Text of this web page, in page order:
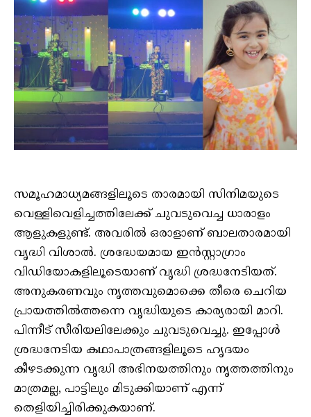
സമൂഹമാധ്യമങ്ങളിലൂടെ താരമായി സിനിമയുടെ
വെള്ളിവെളിച്ചത്തിലേക്ക് ചുവടുവെച്ച ധാരാളം
ആളുകളുണ്ട്. അവരിൽ ഒരാളാണ് ബാലതാരമായി
വൃദ്ധി വിശാൽ. ശ്രദ്ധേയമായ ഇൻസ്റ്റാഗ്രാം
വിഡിയോകളിലൂടെയാണ് വൃദ്ധി ശ്രദ്ധനേടിയത്.
അനുകരണവും നൃത്തവുമൊക്കെ തീരെ ചെറിയ
പ്രായത്തിൽത്തന്നെ വൃദ്ധിയുടെ കാര്യരായി മാറി.
പിന്നീട് സീരിയലിലേക്കും ചുവടുവെച്ചു. ഇപ്പോൾ
ശ്രദ്ധനേടിയ കഥാപാത്രങ്ങളിലൂടെ ഹൃദയം
കീഴടക്കുന്ന വൃദ്ധി അഭിനയത്തിനും നൃത്തത്തിനും
മാത്രമല്ല, പാട്ടിലും മിടുക്കിയാണ് എന്ന്
തെളിയിച്ചിരിക്കുകയാണ്.